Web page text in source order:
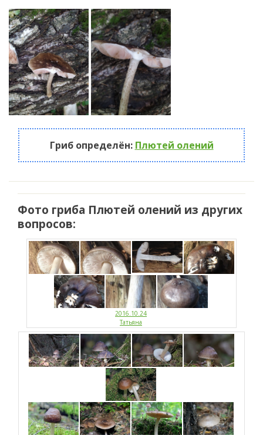
Гриб определён: Плютей олений
Фото гриба Плютей олений из других
вопросов:
2016.10.24
Татьяна